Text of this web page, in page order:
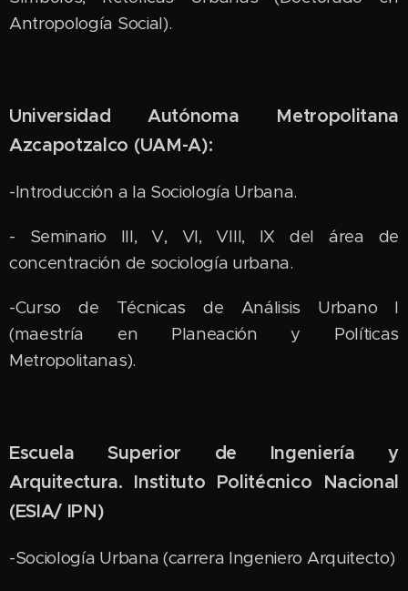
Antropología Social).
Universidad Autónoma Metropolitana
Azcapotzalco (UAM-A):
-Introducción a la Sociología Urbana.
- Seminario III, V, VI, VIII, IX del área de
concentración de sociología urbana.
-Curso de Técnicas de Análisis Urbano I
(maestría en Planeación y Políticas
Metropolitanas).
Escuela Superior de Ingeniería y
Arquitectura. Instituto Politécnico Nacional
(ESIA/ IPN)
-Sociología Urbana (carrera Ingeniero Arquitecto)